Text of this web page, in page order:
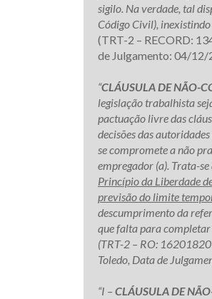
sigilo. Na verdade, tal
Código Civil),
(TRT-2 – RECORD:
de Julgamento: 04/
“CLÁUSULA DE NÃO-
legislação trabalhista
pactuação livre das
decisões das
se compromete a não
empregador (a). Trata-
Princípio da Liberdade
previsão do limite
descumprimento da
que falta para completar
(TRT-2 – RO:
Toledo, Data de
“I – CLÁUSULA DE